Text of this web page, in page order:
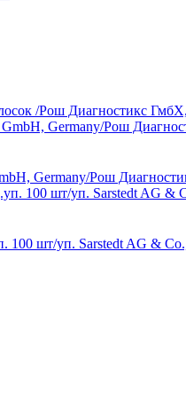
/Рош Диагностикс
Germany/Рош
100 шт/уп. Sarstedt AG &